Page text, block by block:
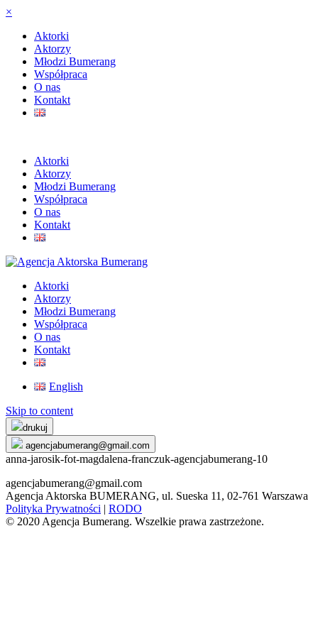
×
Aktorki
Aktorzy
Młodzi Bumerang
Współpraca
O nas
Kontakt
Aktorki
Aktorzy
Młodzi Bumerang
Współpraca
O nas
Kontakt
Aktorki
Aktorzy
Młodzi Bumerang
Współpraca
O nas
Kontakt
English
Skip to content
drukuj
agencjabumerang@gmail.com
anna-jarosik-fot-magdalena-franczuk-agencjabumerang-10
agencjabumerang@gmail.com
Agencja Aktorska BUMERANG, ul. Sueska 11, 02-761 Warszawa
Polityka Prywatności | RODO
© 2020 Agencja Bumerang. Wszelkie prawa zastrzeżone.